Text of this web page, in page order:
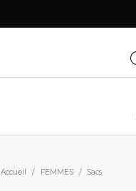
Accueil / FEMMES / Sacs